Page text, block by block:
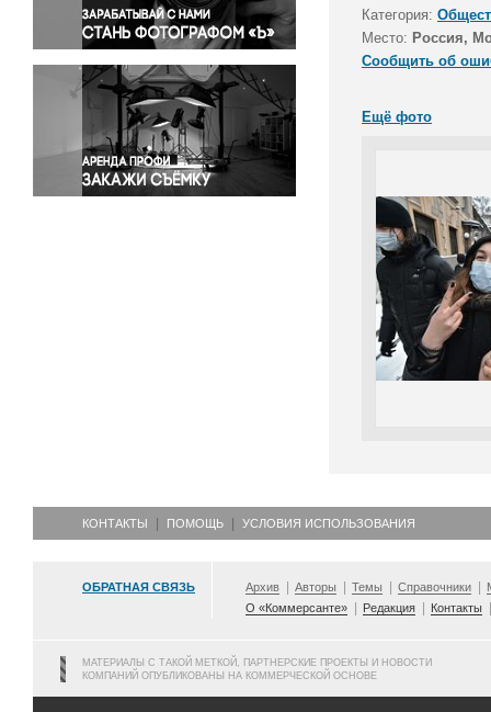
Происшествия и конфликты
Религия
Светская жизнь
Спорт
Экология
Экономика и бизнес
Категория:
Место: Россия,
Сообщить об
Ещё фото
КОНТАКТЫ ПОМОЩЬ УСЛОВИЯ ИСПОЛЬЗОВАНИЯ
ОБРАТНАЯ СВЯЗЬ Архив Авторы Темы Справочники
О «Коммерсанте»
Редакция Контакты
МАТЕРИАЛЫ С ТАКОЙ МЕТКОЙ, ПАРТНЕРСКИЕ ПРОЕКТЫ И НОВОСТИ
КОМПАНИЙ ОПУБЛИКОВАНЫ НА КОММЕРЧЕСКОЙ ОСНОВЕ